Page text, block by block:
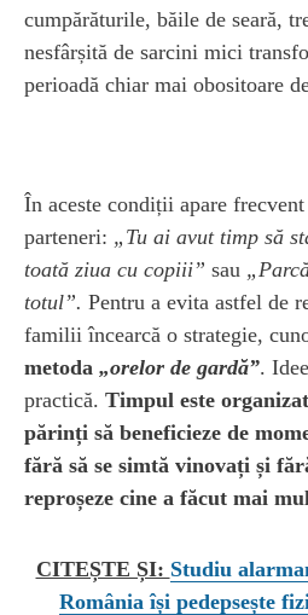
cumpărăturile, băile de seară,
nesfârșită de sarcini mici
perioadă chiar mai obositoare
În aceste condiții apare
parteneri: „Tu ai avut timp să
toată ziua cu copiii” sau
totul”. Pentru a evita astfel de
familii încearcă o strategie,
metoda „orelor de gardă”.
practică. Timpul este
părinți să beneficieze de
fără să se simtă vinovați și
reproșeze cine a făcut mai
CITEȘTE ȘI: Studiu
România își pedepsește